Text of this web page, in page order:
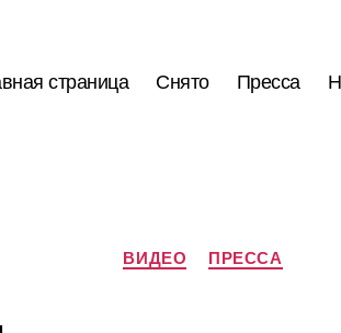
страница Снято Пресса
Рубрики
ВИДЕО ПРЕССА